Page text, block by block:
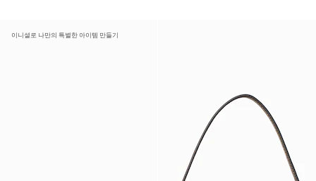
이니셜로 나만의 특별한 아이템 만들기